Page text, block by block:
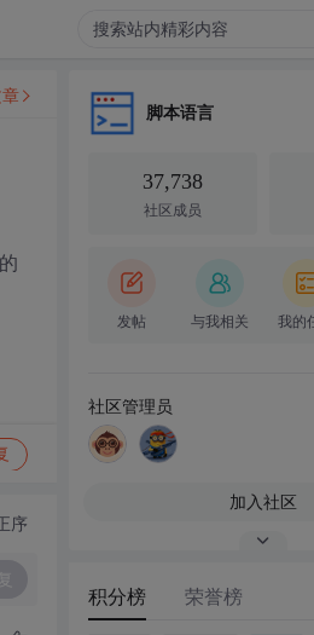
序
脚本语言
37,738
社区成员
发帖 与我相关 我的
社区管理员
加入社区
积分榜 荣誉榜